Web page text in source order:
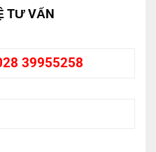
TƯ VẤN
39955258